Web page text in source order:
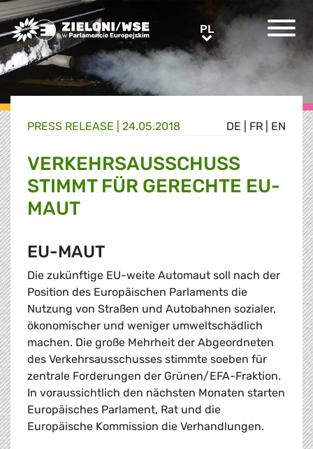
Greens/EFA Home PLPL
DE FR EN
PRESS RELEASE | 24.05.2018
VERKEHRSAUSSCHUSS
STIMMT FÜR GERECHTE EU-
MAUT
EU-MAUT
Die zukünftige EU-weite Automaut soll nach der
Position des Europäischen Parlaments die
Nutzung von Straßen und Autobahnen sozialer,
ökonomischer und weniger umweltschädlich
machen. Die große Mehrheit der Abgeordneten
des Verkehrsausschusses stimmte soeben für
zentrale Forderungen der Grünen/EFA-Fraktion.
In voraussichtlich den nächsten Monaten starten
Europäisches Parlament, Rat und die
Europäische Kommission die Verhandlungen.